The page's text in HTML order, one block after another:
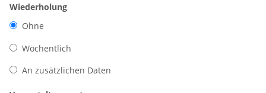
Wiederholung
Ohne
Wöchentlich
An zusätzlichen Daten